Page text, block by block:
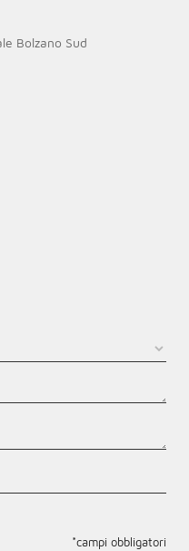
Bolzano Sud
*campi obbligatori